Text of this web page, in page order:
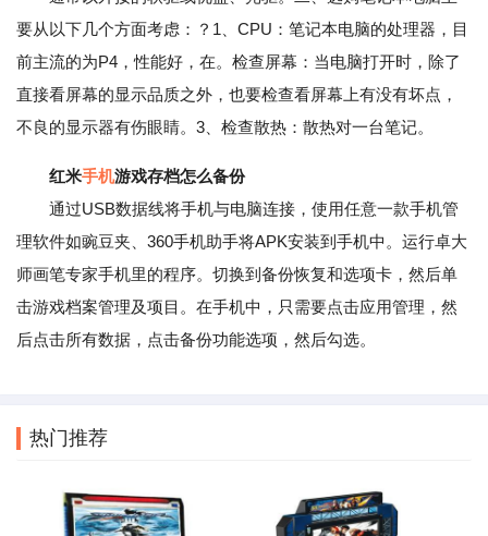
要从以下几个方面考虑：？1、CPU：笔记本电脑的处理器，目
前主流的为P4，性能好，在。检查屏幕：当电脑打开时，除了
直接看屏幕的显示品质之外，也要检查看屏幕上有没有坏点，
不良的显示器有伤眼睛。3、检查散热：散热对一台笔记。
红米手机游戏存档怎么备份
通过USB数据线将手机与电脑连接，使用任意一款手机管
理软件如豌豆夹、360手机助手将APK安装到手机中。运行卓大
师画笔专家手机里的程序。切换到备份恢复和选项卡，然后单
击游戏档案管理及项目。在手机中，只需要点击应用管理，然
后点击所有数据，点击备份功能选项，然后勾选。
热门推荐